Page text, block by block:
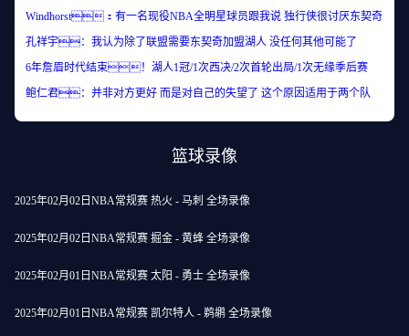
Windhorst：有一名现役NBA全明星球员跟我说 独行侠很讨厌东契奇
孔祥宇：我认为除了联盟需要东契奇加盟湖人 没任何其他可能了
6年詹眉时代结束！湖人1冠/1次西决/2次首轮出局/1次无缘季后赛
鲍仁君：并非对方更好 而是对自己的失望了 这个原因适用于两个队
篮球录像
2025年02月02日NBA常规赛 热火 - 马刺 全场录像
2025年02月02日NBA常规赛 掘金 - 黄蜂 全场录像
2025年02月01日NBA常规赛 太阳 - 勇士 全场录像
2025年02月01日NBA常规赛 凯尔特人 - 鹈鹕 全场录像